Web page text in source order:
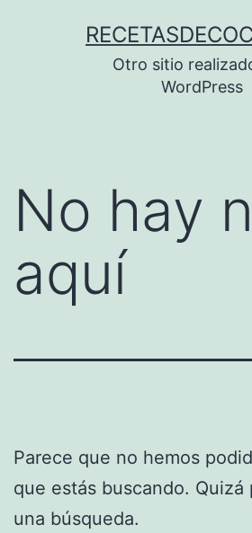
Otro sitio
WordPress
No hay
aquí
Parece que no hemos
que estás buscando. Quizá
una búsqueda.